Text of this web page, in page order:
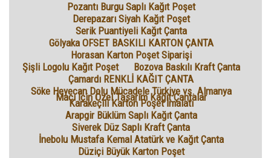
Pozantı Burgu Saplı Kağıt Poşet
Derepazarı Siyah Kağıt Poşet
Serik Puantiyeli Kağıt Çanta
Gölyaka OFSET BASKILI KARTON ÇANTA
Horasan Karton Poşet Siparişi
Şişli Logolu Kağıt Poşet
Bozova Baskılı Kraft Çanta
Çamardı RENKLİ KAĞIT ÇANTA
Söke Heyecan Dolu Mücadele Türkiye vs. Almanya
Maçı İçin Özel Tasarım Kağıt Çantalar
Karakeçili Karton Poşet İmalatı
Arapgir Büklüm Saplı Kağıt Çanta
Siverek Düz Saplı Kraft Çanta
İnebolu Mustafa Kemal Atatürk ve Kağıt Çanta
Düziçi Büyük Karton Poşet